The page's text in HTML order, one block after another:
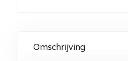
Omschrijving